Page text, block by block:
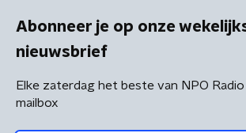
Abonneer je op onze
nieuwsbrief
Elke zaterdag het beste van NPO Radio
mailbox